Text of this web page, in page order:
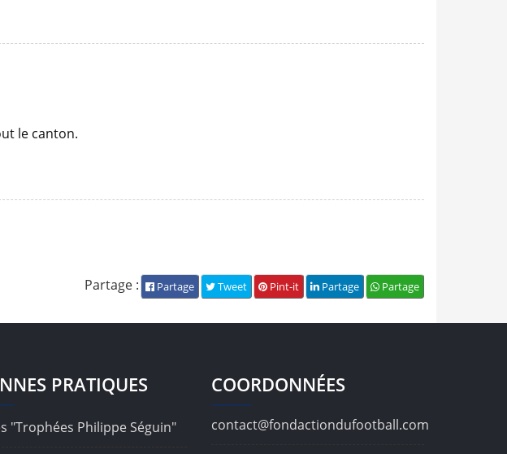
le canton.
Partage
Partage
Pint-it
Tweet
Partage
Partage :
PRATIQUES
"Trophées Philippe Séguin"
COORDONNÉES
contact@fondactiondufootball.com